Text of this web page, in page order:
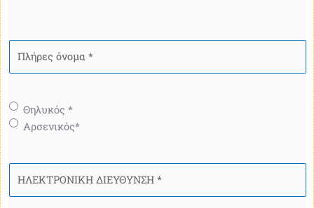
όνομα*
Γένος*
Θηλυκός *
Αρσενικός*
ΔΙΕΥΘΥΝΣΗ*